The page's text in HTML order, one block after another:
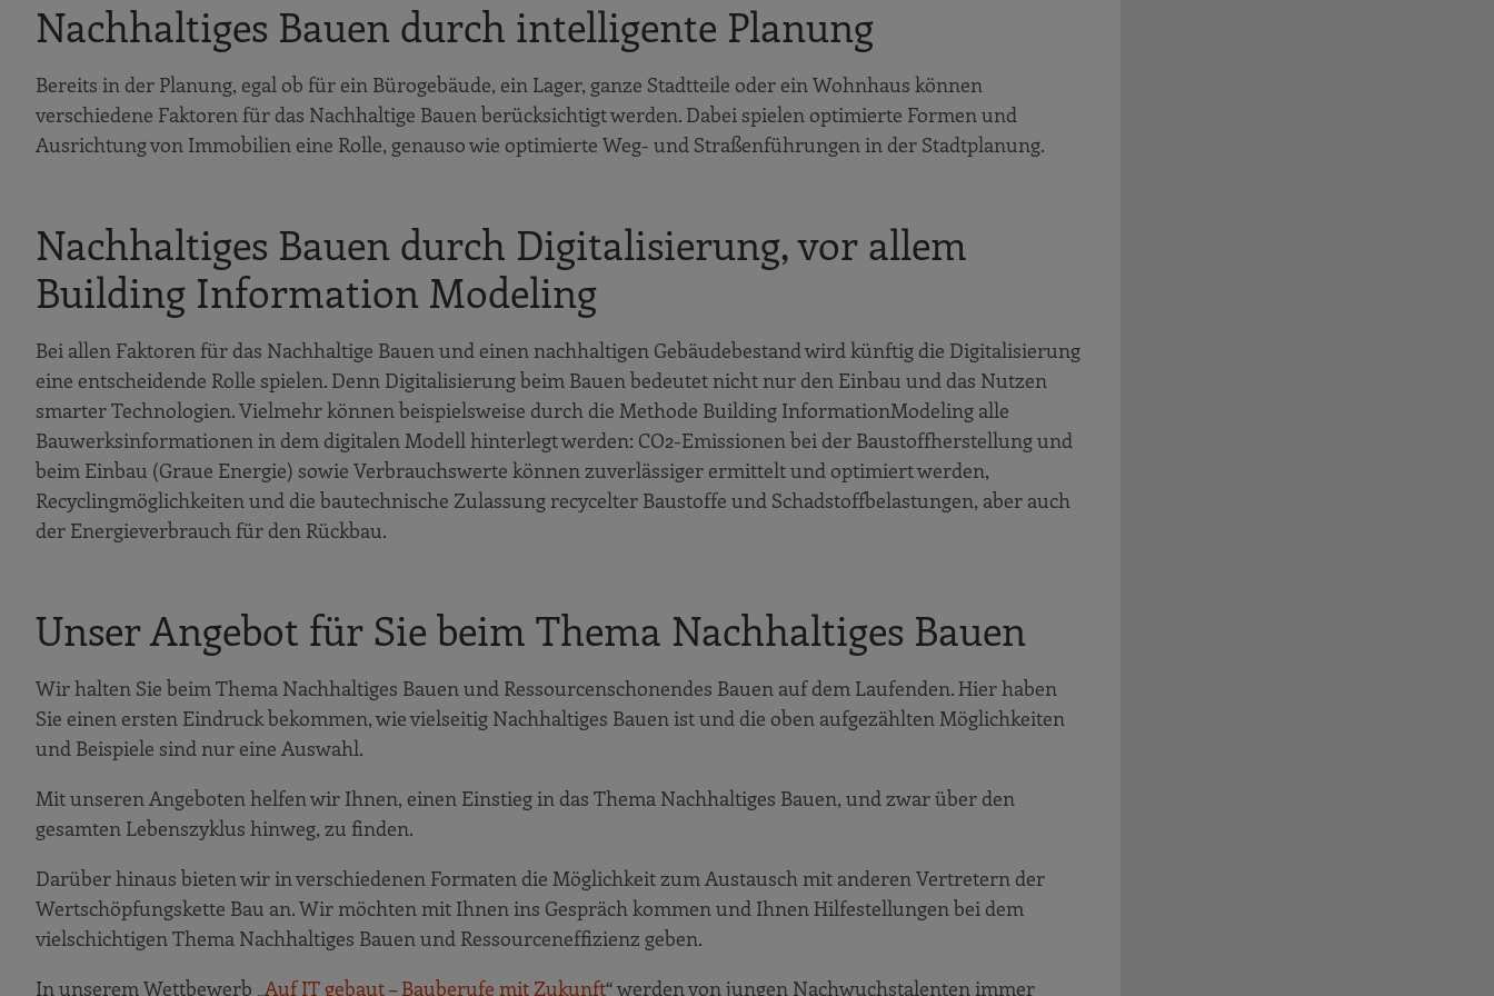
Nachhaltiges Bauen durch intelligente Planung
Bereits in der Planung, egal ob für ein Bürogebäude, ein Lager, ganze Stadtteile oder ein Wohnhaus können
verschiedene Faktoren für das Nachhaltige Bauen berücksichtigt werden. Dabei spielen optimierte Formen und
Ausrichtung von Immobilien eine Rolle, genauso wie optimierte Weg- und Straßenführungen in der Stadtplanung.
Nachhaltiges Bauen durch Digitalisierung, vor allem
Building Information Modeling
Bei allen Faktoren für das Nachhaltige Bauen und einen nachhaltigen Gebäudebestand wird künftig die Digitalisierung
eine entscheidende Rolle spielen. Denn Digitalisierung beim Bauen bedeutet nicht nur den Einbau und das Nutzen
smarter Technologien. Vielmehr können beispielsweise durch die Methode Building InformationModeling alle
Bauwerksinformationen in dem digitalen Modell hinterlegt werden: CO2-Emissionen bei der Baustoffherstellung und
beim Einbau (Graue Energie) sowie Verbrauchswerte können zuverlässiger ermittelt und optimiert werden,
Recyclingmöglichkeiten und die bautechnische Zulassung recycelter Baustoffe und Schadstoffbelastungen, aber auch
der Energieverbrauch für den Rückbau.
Unser Angebot für Sie beim Thema Nachhaltiges Bauen
Wir halten Sie beim Thema Nachhaltiges Bauen und Ressourcenschonendes Bauen auf dem Laufenden. Hier haben
Sie einen ersten Eindruck bekommen, wie vielseitig Nachhaltiges Bauen ist und die oben aufgezählten Möglichkeiten
und Beispiele sind nur eine Auswahl.
Mit unseren Angeboten helfen wir Ihnen, einen Einstieg in das Thema Nachhaltiges Bauen, und zwar über den
gesamten Lebenszyklus hinweg, zu finden.
Darüber hinaus bieten wir in verschiedenen Formaten die Möglichkeit zum Austausch mit anderen Vertretern der
Wertschöpfungskette Bau an. Wir möchten mit Ihnen ins Gespräch kommen und Ihnen Hilfestellungen bei dem
vielschichtigen Thema Nachhaltiges Bauen und Ressourceneffizienz geben.
In unserem Wettbewerb „Auf IT gebaut – Bauberufe mit Zukunft“ werden von jungen Nachwuchstalenten immer